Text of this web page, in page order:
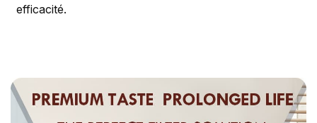
efficacité.